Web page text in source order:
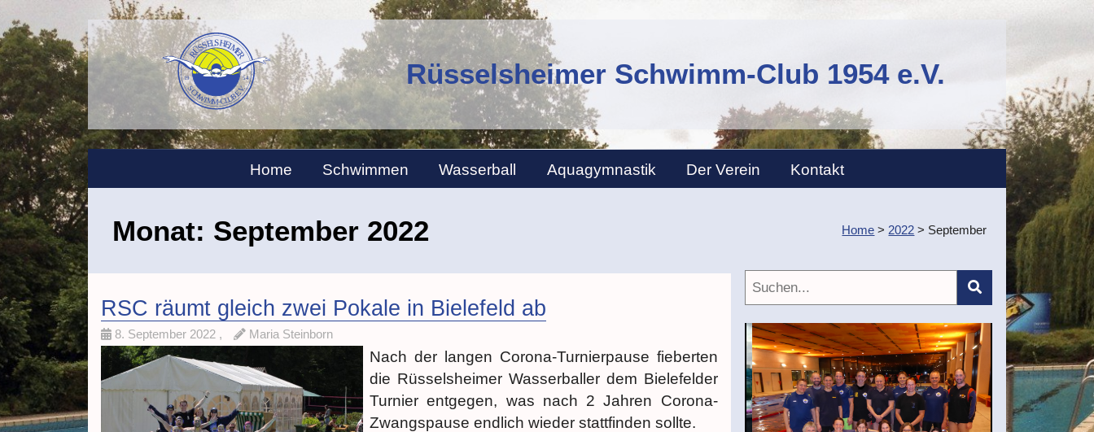
Rüsselsheimer Schwimm-Club 1954 e.V.
Home Schwimmen Wasserball Aquagymnastik Der Verein Kontakt
Monat: September 2022 Home > 2022 > September
RSC räumt gleich zwei Pokale in Bielefeld ab
8. September 2022 , Maria Steinborn
Nach der langen Corona-Turnierpause fieberten
die Rüsselsheimer Wasserballer dem Bielefelder
Turnier entgegen, was nach 2 Jahren Corona-
Zwangspause endlich wieder stattfinden sollte.